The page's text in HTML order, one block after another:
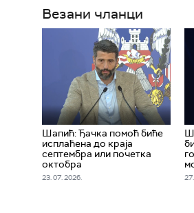
Везани чланци
Шапић: Ђачка помоћ биће
исплаћена до краја
септембра или почетка
октобра
23. 07. 2026.